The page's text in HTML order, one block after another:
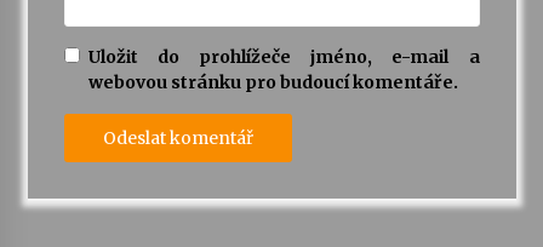
Uložit do prohlížeče jméno, e-mail a
webovou stránku pro budoucí komentáře.